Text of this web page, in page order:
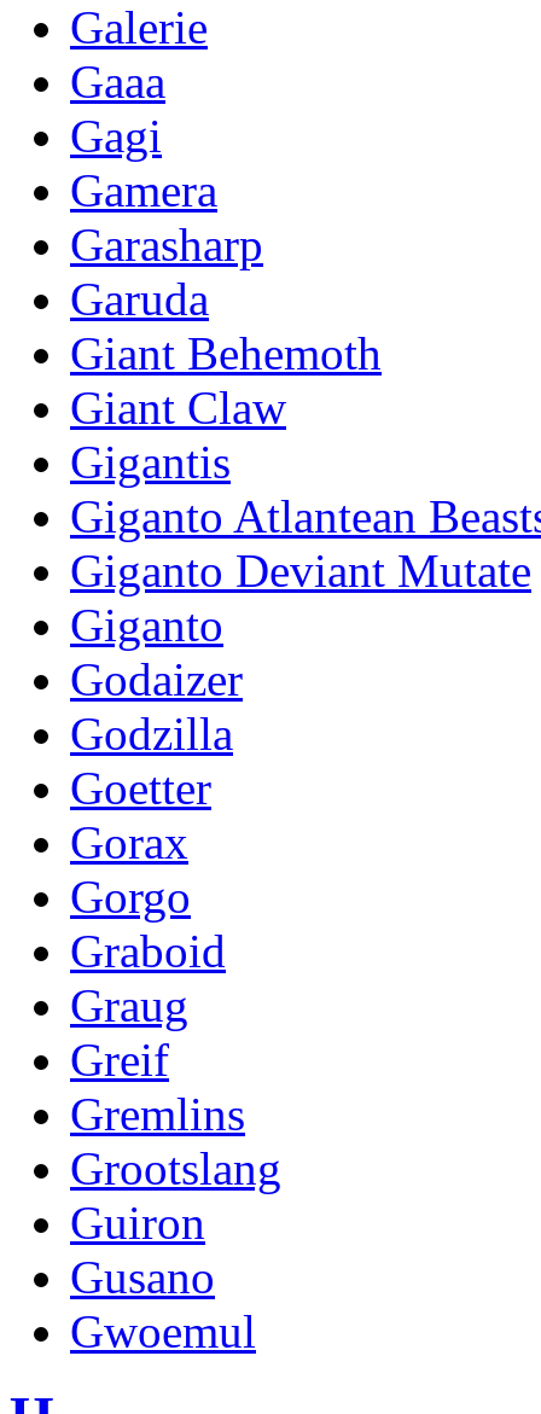
Galerie
Gaaa
Gagi
Gamera
Garasharp
Garuda
Giant Behemoth
Giant Claw
Gigantis
Giganto Atlantean
Giganto Deviant Mutate
Giganto
Godaizer
Godzilla
Goetter
Gorax
Gorgo
Graboid
Graug
Greif
Gremlins
Grootslang
Guiron
Gusano
Gwoemul